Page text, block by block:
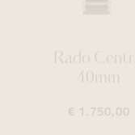
Rado
40mm
€ 1.750,00